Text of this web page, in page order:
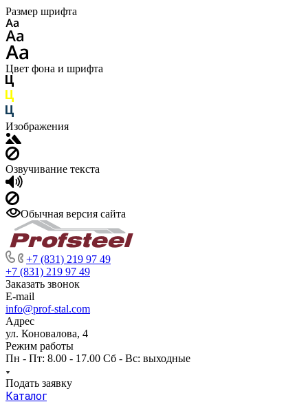
Размер шрифта
Цвет фона и шрифта
Изображения
Озвучивание текста
Обычная версия сайта
+7 (831) 219 97 49
+7 (831) 219 97 49
Заказать звонок
E-mail
info@prof-stal.com
Адрес
ул. Коновалова, 4
Режим работы
Пн - Пт: 8.00 - 17.00 Сб - Вс: выходные
Подать заявку
Каталог